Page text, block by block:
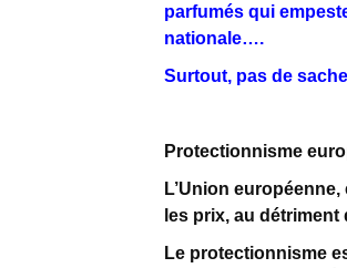
parfumés qui
nationale….
Surtout, pas de
Protectionnisme
L’Union
les prix, au
Le protectionnisme